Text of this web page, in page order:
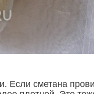
Если сметана